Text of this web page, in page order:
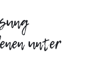
unter